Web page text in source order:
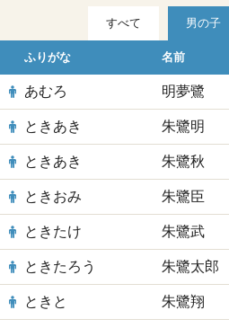
すべて 男の子
ふりがな 名前
あむろ 明夢鷺
ときあき 朱鷺明
ときあき 朱鷺秋
ときおみ 朱鷺臣
ときたけ 朱鷺武
ときたろう 朱鷺太郎
ときと 朱鷺翔